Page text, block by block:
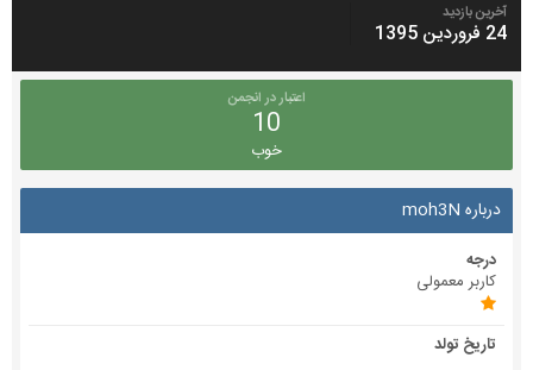
آخرین بازدید
24 فروردین 1395
اعتبار در انجمن
10
خوب
درباره moh3N
درجه
کاربر معمولی
تاریخ تولد